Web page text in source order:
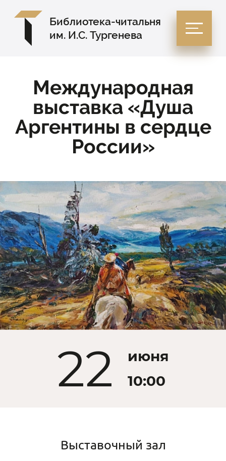
Библиотека-читальня
им. И.С. Тургенева
Международная
выставка «Душа
Аргентины в сердце
России»
22
июня
10:00
Выставочный зал